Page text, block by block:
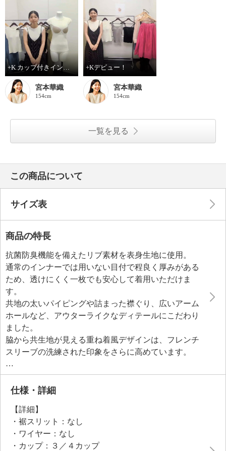
+K カップ付きインナーのこだわりポイント
宮本華織
154cm
+Kデビュー！
宮本華織
154cm
一覧を見る
この商品について
サイズ表
商品の特長
抗菌防臭機能を備えたリブ素材を表身生地に使用。
通常のインナーでは用いない目付で程良く厚みがある
ため、透けにくく一枚でも安心して着用いただけま
す。
共地の太いパイピングや詰まった襟ぐり、広いアーム
ホールなど、アウターライクなディテールにこだわり
ました。
脇から共生地が見える重ね着風デザインは、フレンチ
スリーブの洗練された印象をさらに高めています。
内側身生地にメッシュ素材を用いたハーフトップを内
蔵し、吸水速乾機能で背中や胸元に汗をかいても表面
に響きにくい設計に。
り、肌当たりのやさしい着け心地を実現。
カップサイドにパワーネットの裏打ちをほどこし、バ
ストの横流れを防止。
また、前中心のマチ裏打ちにより、美しいバストライ
仕様・詳細
【詳細】
・裾スリット：なし
・ワイヤー：なし
・カップ：３／４カップ